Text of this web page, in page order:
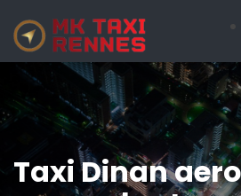
Taxi Dinan